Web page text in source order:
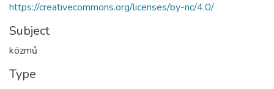
https://creativecommons.org/licenses/by-nc/4.0/
Subject
közmű
Type